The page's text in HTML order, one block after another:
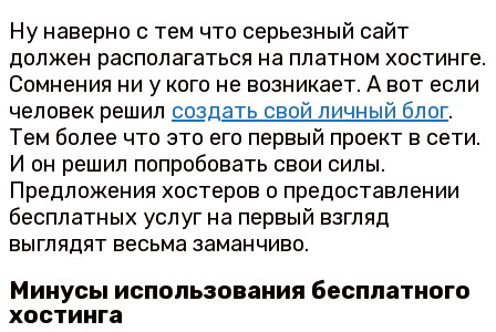
Ну наверно с тем что серьезный сайт
должен располагаться на платном хостинге.
Сомнения ни у кого не возникает. А вот если
человек решил создать свой личный блог.
Тем более что это его первый проект в сети.
И он решил попробовать свои силы.
Предложения хостеров о предоставлении
бесплатных услуг на первый взгляд
выглядят весьма заманчиво.
Минусы использования бесплатного
хостинга